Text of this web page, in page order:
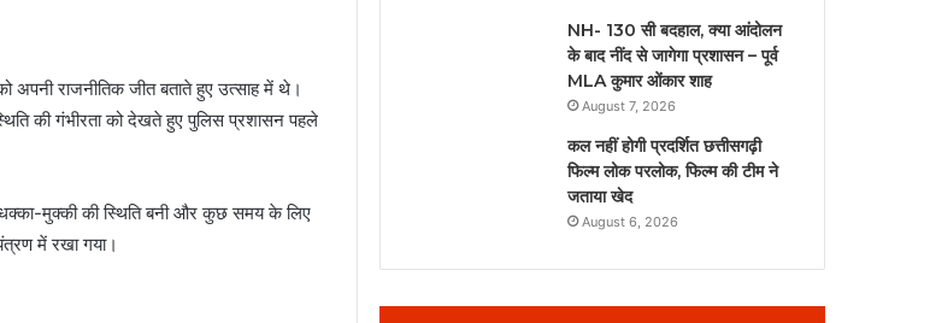
अपनी राजनीतिक जीत बताते हुए उत्साह में थे।
की गंभीरता को देखते हुए पुलिस प्रशासन पहले
धक्का-मुक्की की स्थिति बनी और कुछ समय के लिए
में रखा गया।
NH- 130 सी बदहाल, क्या आंदोलन
के बाद नींद से जागेगा प्रशासन – पूर्व
MLA कुमार ओंकार शाह
August 7, 2026
कल नहीं होगी प्रदर्शित छत्तीसगढ़ी
फिल्म लोक परलोक, फिल्म की टीम ने
जताया खेद
August 6, 2026